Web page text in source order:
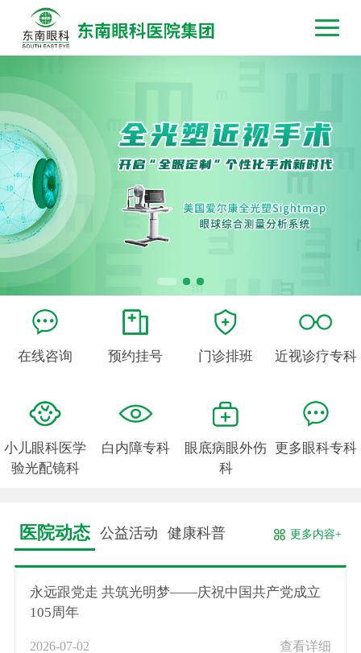
在线咨询 预约挂号 门诊排班 近视诊疗专科
小儿眼科医学
验光配镜科
白内障专科
眼底病眼外伤
科
更多眼科专科
医院动态 公益活动 健康科普 更多内容+
永远跟党走 共筑光明梦——庆祝中国共产党成立
105周年
2026-07-02 查看详细